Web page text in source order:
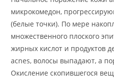
микрокомедон,
(белые точки). По мере
множественного плоского
жирных кислот и продуктов
acnes, волосы выпадают, а
Окисление скопившегося